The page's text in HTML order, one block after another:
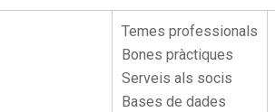
Menu
lateral
Temes professionals
Bones pràctiques
Serveis als socis
Bases de dades